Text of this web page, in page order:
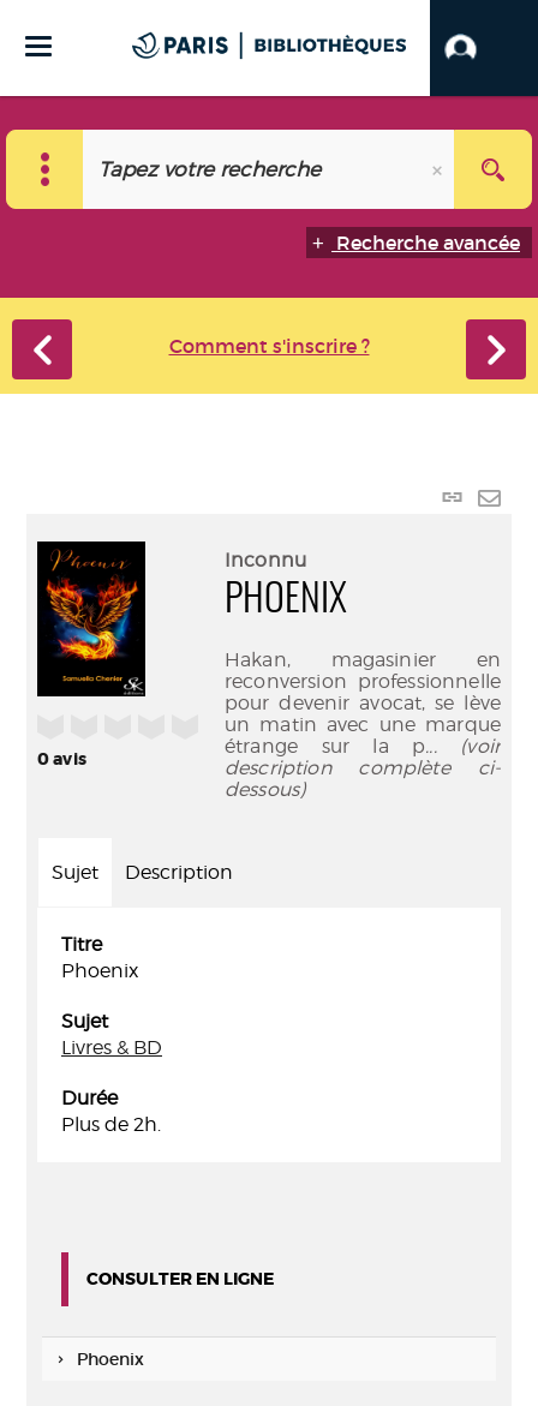
Recherche avancée
Comment s'inscrire ?
Lien
0avis
Inconnu
PHOENIX
Hakan, magasinier en
reconversion professionnelle
pour devenir avocat, se lève
un matin avec une marque
étrange sur la p... (voir
description complète ci-
dessous)
Sujet Description
Titre
Phoenix
Sujet
Livres & BD
Durée
Plus de 2h.
CONSULTER EN LIGNE
Phoenix